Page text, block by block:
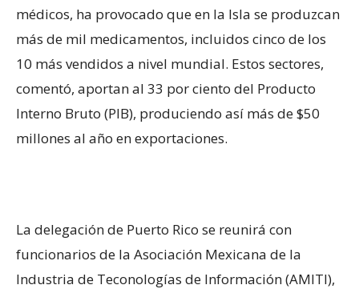
médicos, ha provocado que en la Isla se produzcan
más de mil medicamentos, incluidos cinco de los
10 más vendidos a nivel mundial. Estos sectores,
comentó, aportan al 33 por ciento del Producto
Interno Bruto (PIB), produciendo así más de $50
millones al año en exportaciones.
La delegación de Puerto Rico se reunirá con
funcionarios de la Asociación Mexicana de la
Industria de Teconologías de lnformación (AMITI),